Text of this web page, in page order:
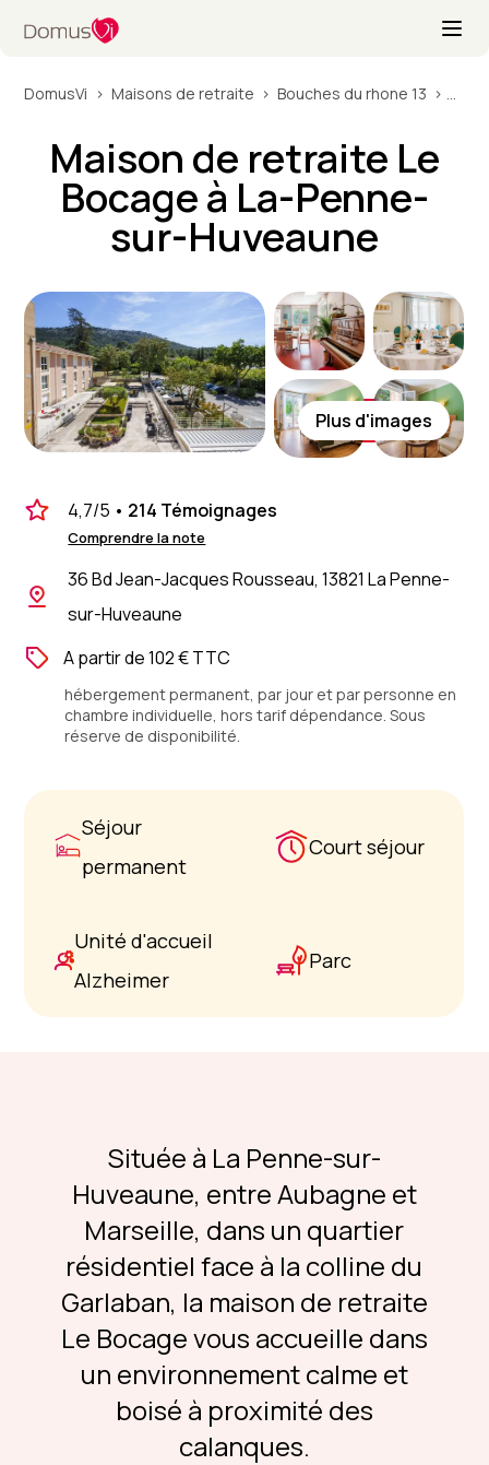
DomusVi Maisons de retraite Bouches du rhone 13
Maison de retraite Le
Bocage à La-Penne-
sur-Huveaune
Plus d'images
4,7/5 • 214 Témoignages
Comprendre la note
36 Bd Jean-Jacques Rousseau, 13821 La Penne-
sur-Huveaune
A partir de 102 € TTC
hébergement permanent, par jour et par personne en
chambre individuelle, hors tarif dépendance. Sous
réserve de disponibilité.
Séjour
permanent
Court séjour
Unité d'accueil
Alzheimer
Parc
Située à La Penne-sur-
Huveaune, entre Aubagne et
Marseille, dans un quartier
résidentiel face à la colline du
Garlaban, la maison de retraite
Le Bocage vous accueille dans
un environnement calme et
boisé à proximité des
calanques.